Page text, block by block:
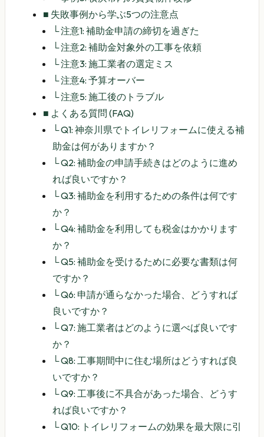
■ 失敗事例から学ぶ5つの注意点
└注意1: 補助金申請の締切を過ぎた
└注意2: 補助金対象外の工事を依頼
└注意3: 施工業者の選定ミス
└注意4: 予算オーバー
└注意5: 施工後のトラブル
■ よくある質問 (FAQ)
└Q1: 神奈川県でトイレリフォームに使える補
助金は何がありますか？
└Q2: 補助金の申請手続きはどのように進め
れば良いですか？
└Q3: 補助金を利用するための条件は何です
か？
└Q4: 補助金を利用しても税金はかかります
か？
└Q5: 補助金を受けるために必要な書類は何
ですか？
└Q6: 申請が通らなかった場合、どうすれば
良いですか？
└Q7: 施工業者はどのように選べば良いです
か？
└Q8: 工事期間中に住む場所はどうすれば良
いですか？
└Q9: 工事後に不具合があった場合、どうす
れば良いですか？
└Q10: トイレリフォームの効果を最大限に引